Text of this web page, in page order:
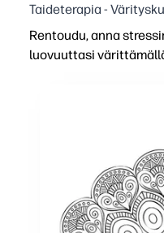
Taideterapia -
Rentoudu, anna
luovuuttasi
Kätevä tulostus -
Rauhoittava
Joustava käyttö -